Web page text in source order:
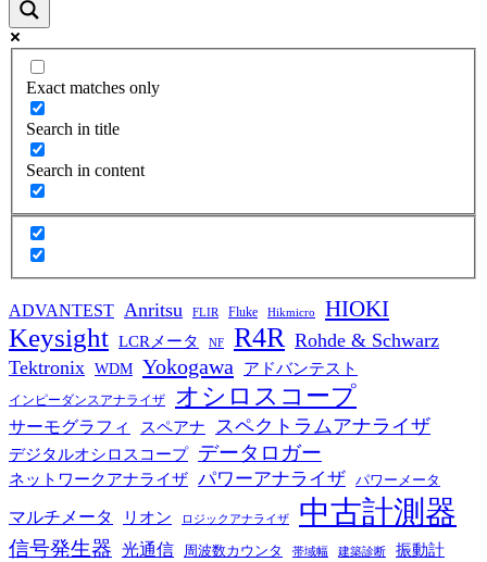
Exact matches only
Search in title
Search in content
ADVANTEST Anritsu FLIR Fluke Hikmicro HIOKI
Keysight LCRメータ NF R4R Rohde & Schwarz
Tektronix WDM Yokogawa アドバンテスト
インピーダンスアナライザ オシロスコープ
サーモグラフィ スペアナ スペクトラムアナライザ
デジタルオシロスコープ データロガー
ネットワークアナライザ パワーアナライザ パワーメータ
マルチメータ リオン ロジックアナライザ 中古計測器
信号発生器 光通信 周波数カウンタ 帯域幅 建築診断
振動計